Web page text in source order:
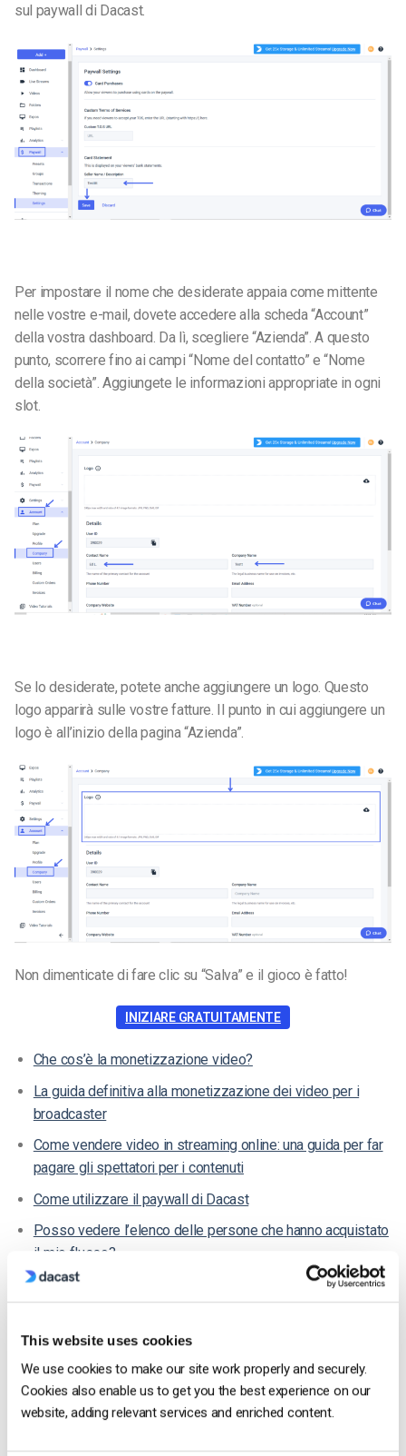
This website uses cookies
We use cookies to make our site work properly and securely.
Cookies also enable us to get you the best experience on our
website, adding relevant services and enriched content.
sul paywall di Dacast.
Per impostare il nome che desiderate appaia come mittente
nelle vostre e-mail, dovete accedere alla scheda “Account”
della vostra dashboard. Da lì, scegliere “Azienda”. A questo
punto, scorrere fino ai campi “Nome del contatto” e “Nome
della società”. Aggiungete le informazioni appropriate in ogni
slot.
Se lo desiderate, potete anche aggiungere un logo. Questo
logo apparirà sulle vostre fatture. Il punto in cui aggiungere un
logo è all’inizio della pagina “Azienda”.
Non dimenticate di fare clic su “Salva” e il gioco è fatto!
INIZIARE GRATUITAMENTE
Che cos’è la monetizzazione video?
La guida definitiva alla monetizzazione dei video per i
broadcaster
Come vendere video in streaming online: una guida per far
pagare gli spettatori per i contenuti
Come utilizzare il paywall di Dacast
Posso vedere l’elenco delle persone che hanno acquistato
il mio flusso?
Come creare un prezzo e un codice promozionale sul
paywall di Dacast
Come scegliere un modello di monetizzazione paywall